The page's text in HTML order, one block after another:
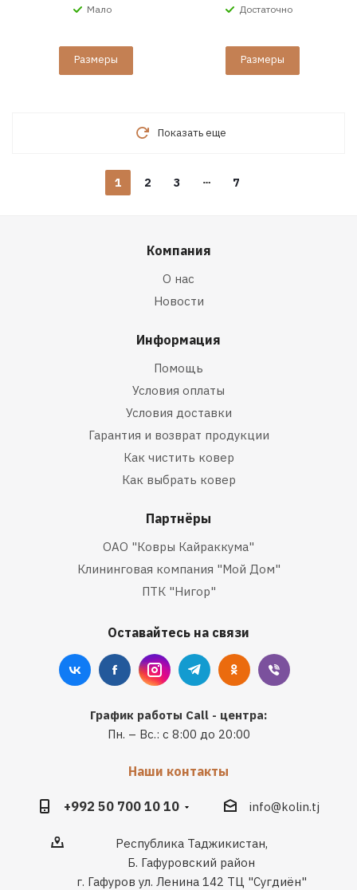
Мало
Размеры
Достаточно
Размеры
Показать еще
1 2 3 7
Компания
О нас
Новости
Информация
Помощь
Условия оплаты
Условия доставки
Гарантия и возврат продукции
Как чистить ковер
Как выбрать ковер
Партнёры
ОАО "Ковры Кайраккума"
Клининговая компания "Мой Дом"
ПТК "Нигор"
Оставайтесь на связи
График работы Call - центра:
Пн. – Вс.: с 8:00 до 20:00
Наши контакты
+992 50 700 10 10 info@kolin.tj
Республика Таджикистан,
Б. Гафуровский район
г. Гафуров ул. Ленина 142 ТЦ "Сугдиён"